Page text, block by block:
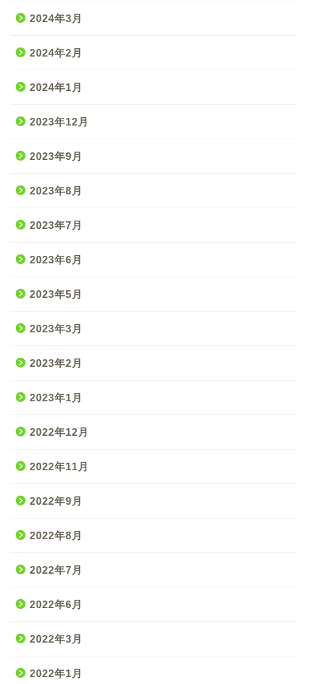
2024年3月
2024年2月
2024年1月
2023年12月
2023年9月
2023年8月
2023年7月
2023年6月
2023年5月
2023年3月
2023年2月
2023年1月
2022年12月
2022年11月
2022年9月
2022年8月
2022年7月
2022年6月
2022年3月
2022年1月